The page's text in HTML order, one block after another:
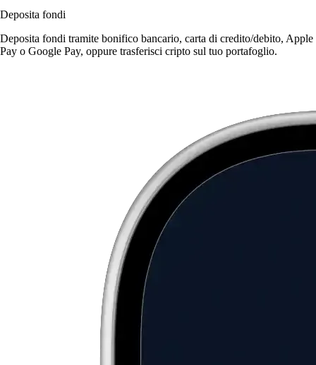
Deposita fondi
Deposita fondi tramite bonifico bancario, carta di credito/debito, Apple
Pay o Google Pay, oppure trasferisci cripto sul tuo portafoglio.